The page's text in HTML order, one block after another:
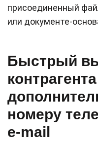
присоединенный
или документе-
Быстрый
номеру
e-mail